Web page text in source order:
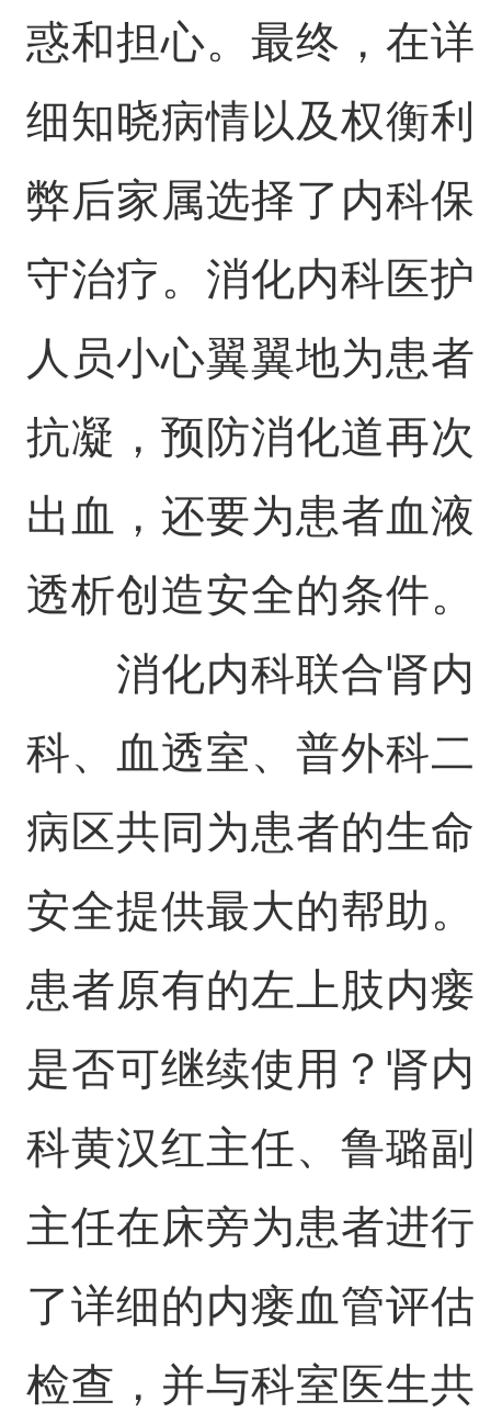
惑和担心。最终，在详
细知晓病情以及权衡利
弊后家属选择了内科保
守治疗。消化内科医护
人员小心翼翼地为患者
抗凝，预防消化道再次
出血，还要为患者血液
透析创造安全的条件。
消化内科联合肾内
科、血透室、普外科二
病区共同为患者的生命
安全提供最大的帮助。
患者原有的左上肢内瘘
是否可继续使用？肾内
科黄汉红主任、鲁璐副
主任在床旁为患者进行
了详细的内瘘血管评估
检查，并与科室医生共